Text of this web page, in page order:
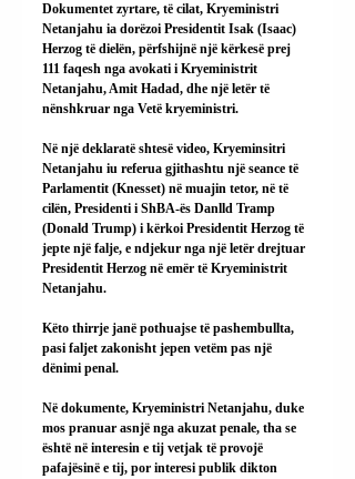
Dokumentet zyrtare, të cilat, Kryeministri
Netanjahu ia dorëzoi Presidentit Isak (Isaac)
Herzog të dielën, përfshijnë një kërkesë prej
111 faqesh nga avokati i Kryeministrit
Netanjahu, Amit Hadad, dhe një letër të
nënshkruar nga Vetë kryeministri.
Në një deklaratë shtesë video, Kryeminsitri
Netanjahu iu referua gjithashtu një seance të
Parlamentit (Knesset) në muajin tetor, në të
cilën, Presidenti i ShBA-ës Danlld Tramp
(Donald Trump) i kërkoi Presidentit Herzog të
jepte një falje, e ndjekur nga një letër drejtuar
Presidentit Herzog në emër të Kryeministrit
Netanjahu.
Këto thirrje janë pothuajse të pashembullta,
pasi faljet zakonisht jepen vetëm pas një
dënimi penal.
Në dokumente, Kryeministri Netanjahu, duke
mos pranuar asnjë nga akuzat penale, tha se
është në interesin e tij vetjak të provojë
pafajësinë e tij, por interesi publik dikton